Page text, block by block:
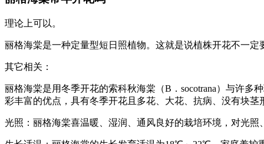
理论上可以。
丽格海棠是一种定量型短日照植物。这就是说植株开花不一
其它相关：
丽格海棠是用冬季开花的索科秋海棠（B．socotrana）与许
彩丰富的优点，具有冬季开花且多花、大花、抗病、没有块
光照：丽格海棠喜温暖、湿润、通风良好的栽培环境，对光